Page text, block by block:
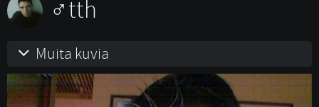
tth
Muita kuvia